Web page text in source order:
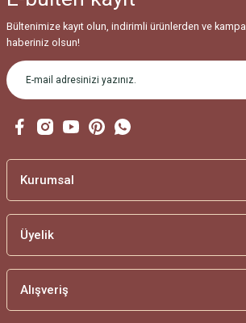
Bu ürüne benzer farklı alternatifler olmalı.
Bültenimize kayıt olun, indirimli ürünlerden ve
haberiniz olsun!
Kurumsal
Üyelik
Alışveriş